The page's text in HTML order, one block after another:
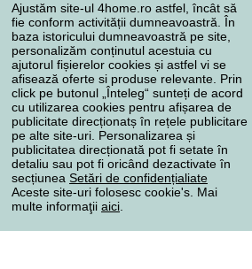
Ajustăm site-ul 4home.ro astfel, încât să
fie conform activității dumneavoastră. În
baza istoricului dumneavoastră pe site,
personalizăm conținutul acestuia cu
ajutorul fișierelor cookies și astfel vi se
afisează oferte si produse relevante. Prin
click pe butonul „Înteleg“ sunteți de acord
cu utilizarea cookies pentru afișarea de
publicitate direcționatș în rețele publicitare
pe alte site-uri. Personalizarea și
publicitatea direcționată pot fi setate în
detaliu sau pot fi oricând dezactivate în
secțiunea Setări de confidențialiate
Aceste site-uri folosesc cookie's. Mai
multe informaţii aici
Reclamaţii
Retragere de la contract
Regulile de procesare a recenziilor
Metode de transport
Metode de plată